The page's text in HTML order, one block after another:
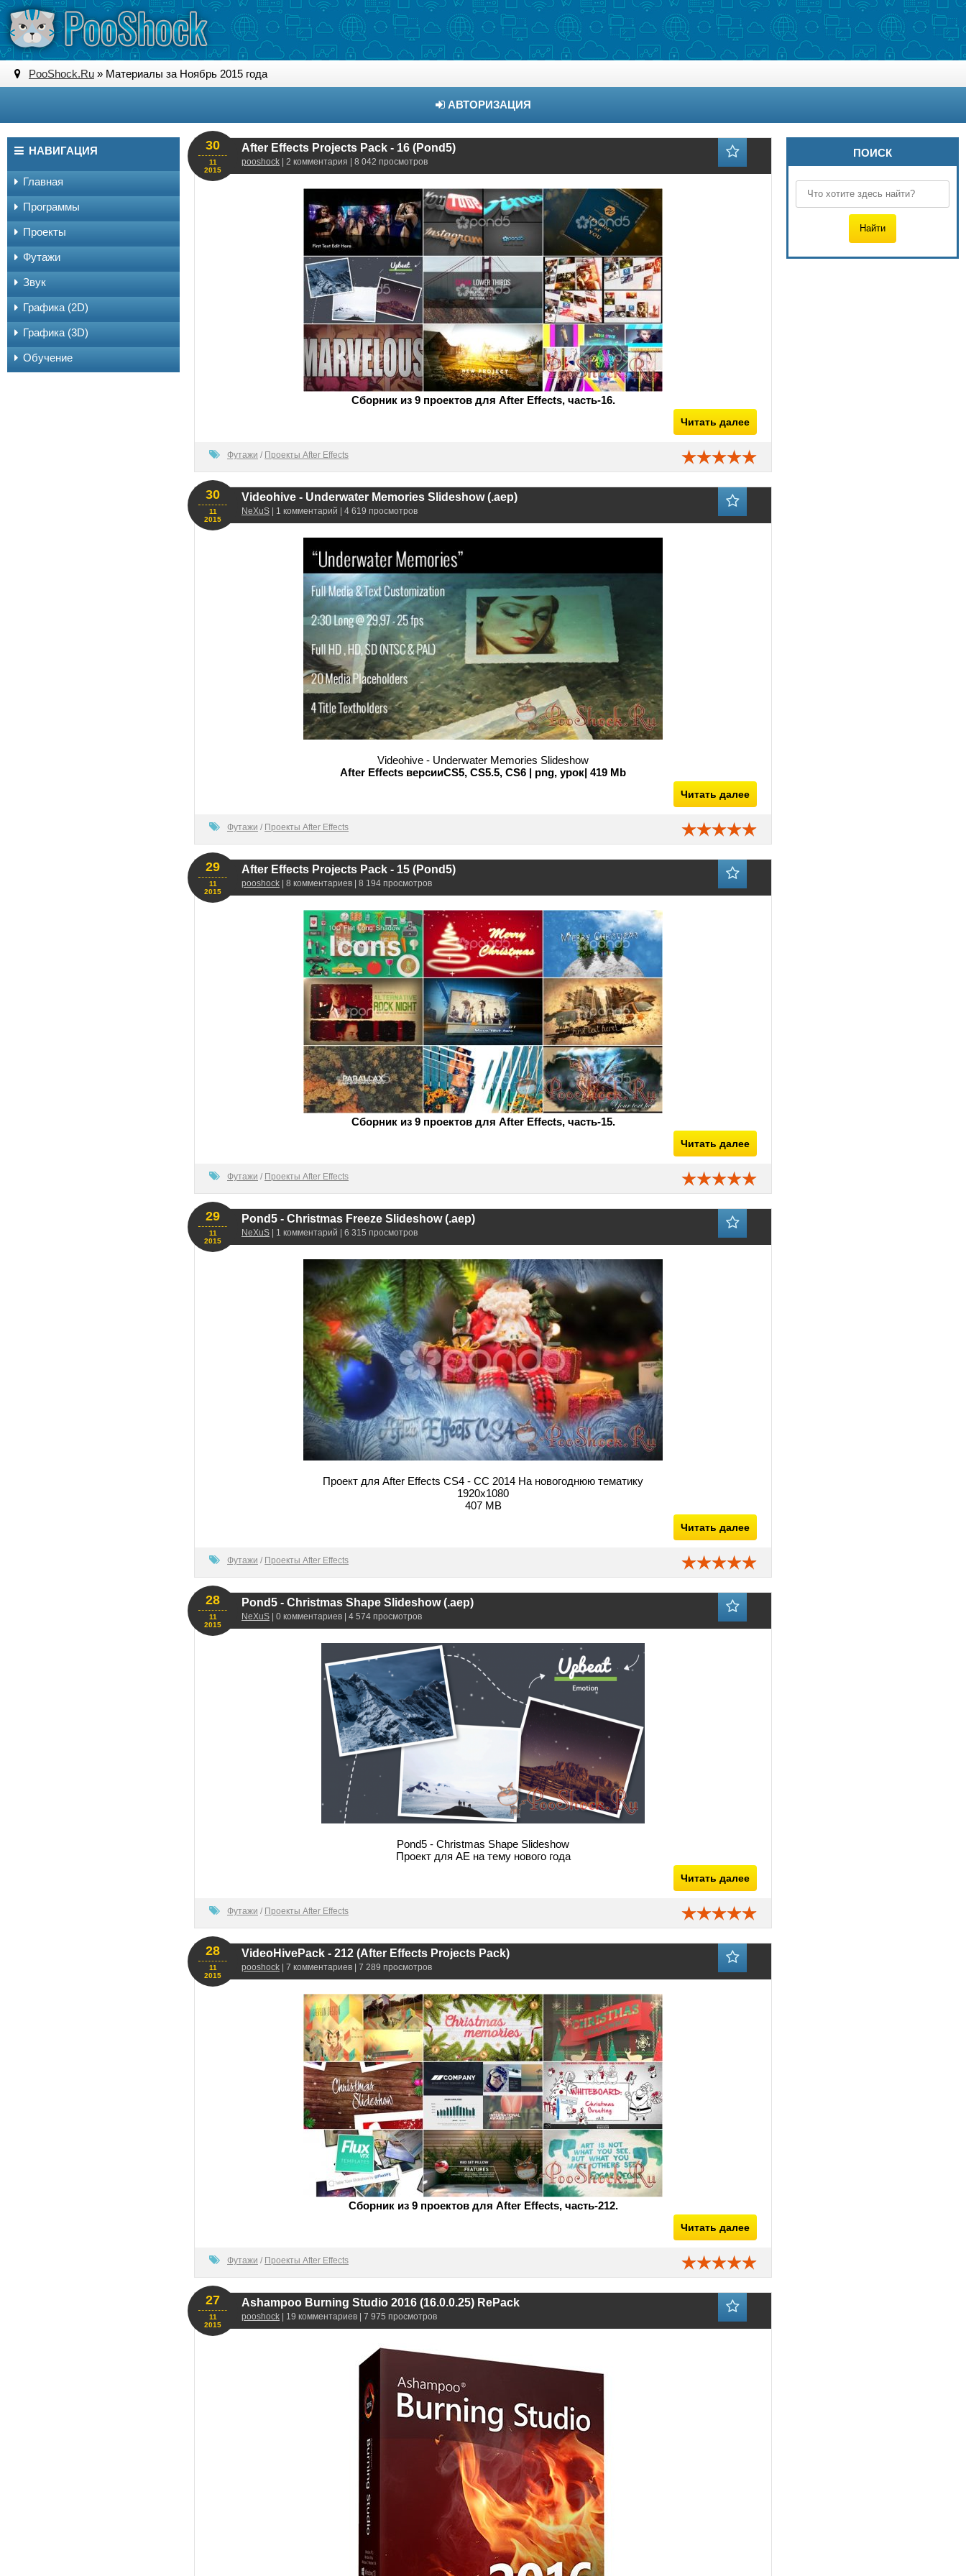
PooShock.Ru » Материалы за Ноябрь 2015 года
АВТОРИЗАЦИЯ
After Effects Projects Pack - 16 (Pond5)
pooshock | 2 комментария | 8 042 просмотров
30
11
2015
Сборник из 9 проектов для After Effects, часть-16.
Читать далее
Футажи / Проекты After Effects
Videohive - Underwater Memories Slideshow (.aep)
NeXuS | 1 комментарий | 4 619 просмотров
30
11
2015
Videohive - Underwater Memories Slideshow
After Effects версииCS5, CS5.5, CS6 | png, урок| 419 Mb
Читать далее
Футажи / Проекты After Effects
After Effects Projects Pack - 15 (Pond5)
pooshock | 8 комментариев | 8 194 просмотров
29
11
2015
Сборник из 9 проектов для After Effects, часть-15.
Читать далее
Футажи / Проекты After Effects
Pond5 - Christmas Freeze Slideshow (.aep)
NeXuS | 1 комментарий | 6 315 просмотров
29
11
2015
Проект для After Effects CS4 - CC 2014 На новогоднюю тематику
1920x1080
407 MB
Читать далее
Футажи / Проекты After Effects
Pond5 - Christmas Shape Slideshow (.aep)
NeXuS | 0 комментариев | 4 574 просмотров
28
11
2015
Pond5 - Christmas Shape Slideshow
Проект для АЕ на тему нового года
Читать далее
Футажи / Проекты After Effects
VideoHivePack - 212 (After Effects Projects Pack)
pooshock | 7 комментариев | 7 289 просмотров
28
11
2015
Сборник из 9 проектов для After Effects, часть-212.
Читать далее
Футажи / Проекты After Effects
Ashampoo Burning Studio 2016 (16.0.0.25) RePack
pooshock | 19 комментариев | 7 975 просмотров
27
11
2015
НАВИГАЦИЯ
Главная
Программы
Проекты
Футажи
Звук
Графика (2D)
Графика (3D)
Обучение
ПОИСК